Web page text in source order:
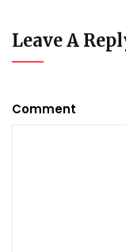
Leave A
Comment